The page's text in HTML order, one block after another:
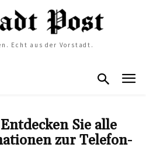
Echt aus der Vorstadt.
Sie alle
zur Telefon-